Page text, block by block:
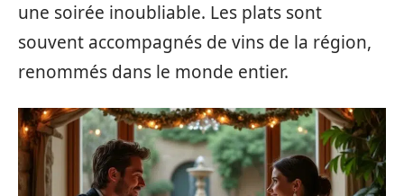
une soirée inoubliable. Les plats sont
souvent accompagnés de vins de la région,
renommés dans le monde entier.